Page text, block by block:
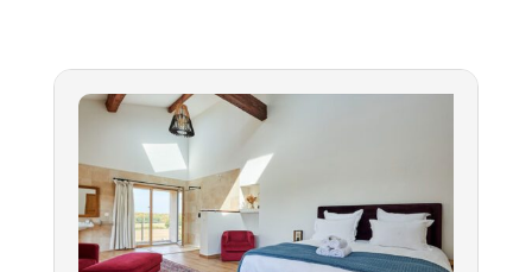
Tipis de luxe
Nous vous proposons la location de4 tipis
haut de gamme
de 4 personnes, soit 16
couchages supplémentaires.